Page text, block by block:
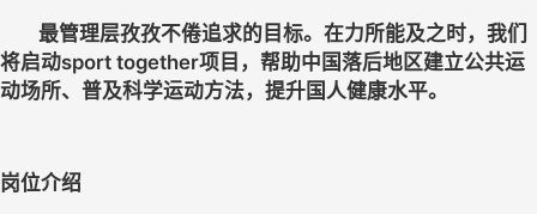
将启动sport together项目，帮助中国落后地区建立公共运
动场所、普及科学运动方法，提升国人健康水平。
岗位介绍